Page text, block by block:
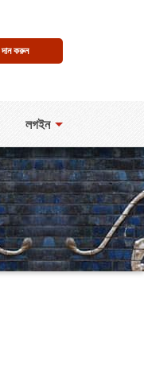
দান করুন
লগইন